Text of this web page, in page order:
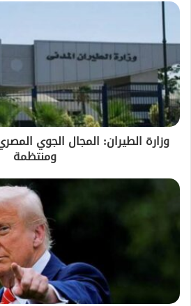
وزارة الطيران: المجال الجوي
ومنتظمة